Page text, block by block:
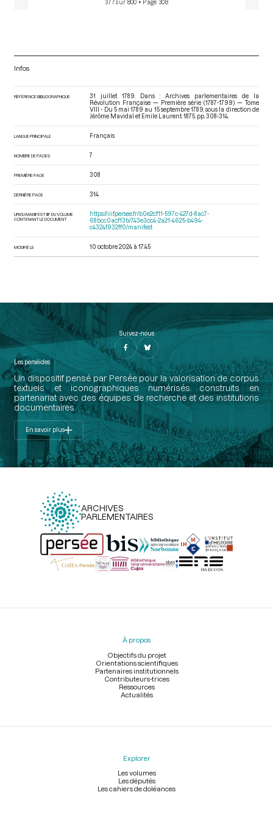
377 sur 800 • Page 308
Infos
RÉFÉRENCE BIBLIOGRAPHIQUE
31 juillet 1789. Dans : Archives parlementaires de la
Révolution Française — Première série (1787-1799) — Tome
VIII - Du 5 mai 1789 au 15 septembre 1789 , sous la direction de
Jérôme Mavidal et Emile Laurent. 1875. pp. 308-314.
LANGUE PRINCIPALE Français
NOMBRE DE PAGES 7
PREMIÈRE PAGE 308
DERNIÈRE PAGE 314
URI DU MANIFEST IIIF DU VOLUME
CONTENANT LE DOCUMENT
https://iiif.persee.fr/b0e2cf11-597c-427d-8ac7-
68bcc0acf13b/743e3cc4-2a21-4625-b494-
c4324f932ff0/manifest
MODIFIÉ LE 10 octobre 2024 à 17:45
Suivez-nous
Les perséides
Un dispositif pensé par Persée pour la valorisation de corpus
textuels et iconographiques numérisés construits en
partenariat avec des équipes de recherche et des institutions
documentaires.
En savoir plus
ARCHIVES
PARLEMENTAIRES
Menu
À propos
Objectifs du projet
Orientations scientifiques
Partenaires institutionnels
Contributeurs-trices
Ressources
Actualités
Explorer
Les volumes
Les députés
Les cahiers de doléances